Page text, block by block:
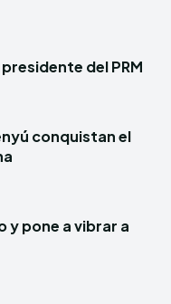
del PRM
conquistan el
y pone a vibrar a